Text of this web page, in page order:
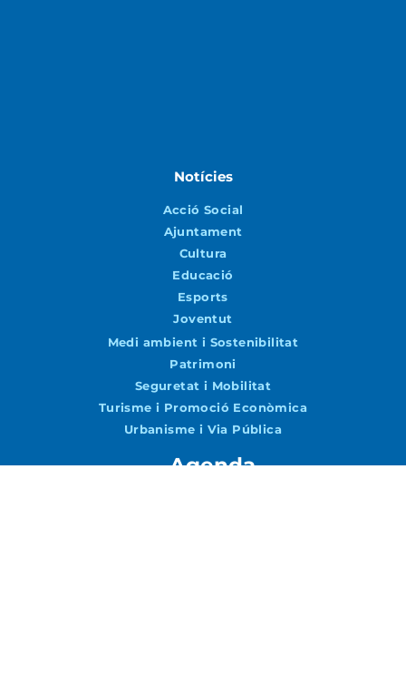
Notícies
Acció Social
Ajuntament
Cultura
Educació
Esports
Joventut
Medi ambient i Sostenibilitat
Patrimoni
Seguretat i Mobilitat
Turisme i Promoció Econòmica
Urbanisme i Via Pública
Agenda